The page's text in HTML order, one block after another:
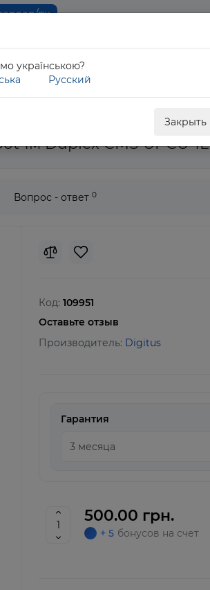
пк
0 800 311
OM3 Uniboot 1м Duplex CMS UPCU-
1м Duplex CMS UPCU-
українською?
Русский
Закрыть
Вопрос - ответ 0
Код: 109951
Оставьте отзыв
Производитель: Digitus
Гарантия
500.00 грн.
+ 5 бонусов на счет